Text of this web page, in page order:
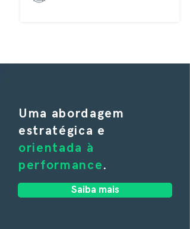
Uma abordagem
estratégica e
orientada à
performance.
Saiba mais